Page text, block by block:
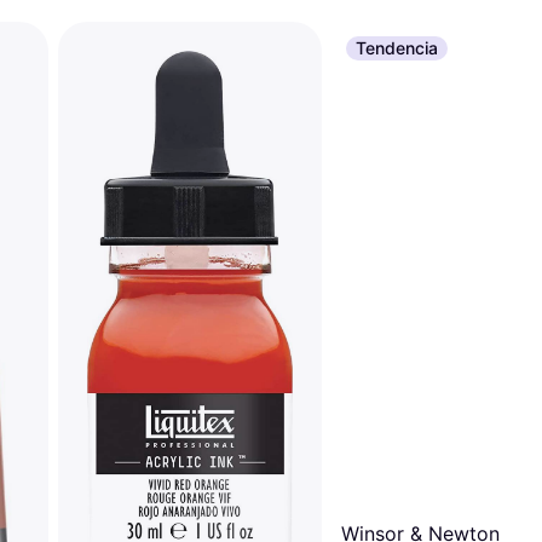
Tendencia
Winsor & Newton